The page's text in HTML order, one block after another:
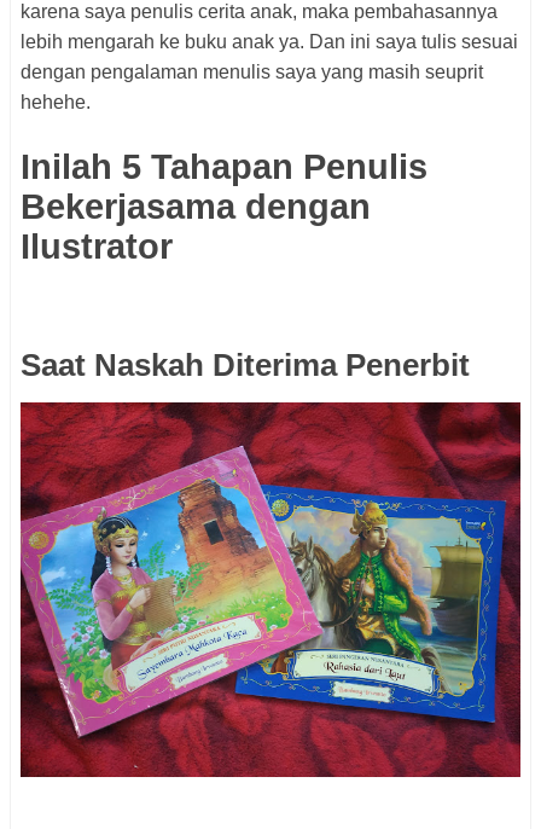
karena saya penulis cerita anak, maka pembahasannya
lebih mengarah ke buku anak ya. Dan ini saya tulis sesuai
dengan pengalaman menulis saya yang masih seuprit
hehehe.
Inilah 5 Tahapan Penulis
Bekerjasama dengan
Ilustrator
Saat Naskah Diterima Penerbit